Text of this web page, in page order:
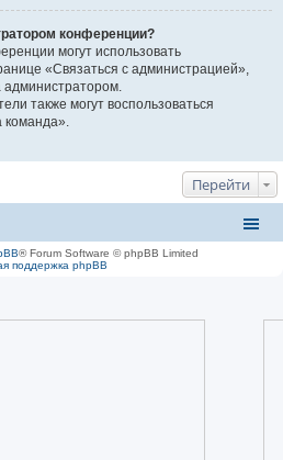
конференции?
могут использовать
«Связаться с администрацией»,
администратором.
также могут воспользоваться
команда».
Перейти
® Forum Software © phpBB Limited
поддержка phpBB